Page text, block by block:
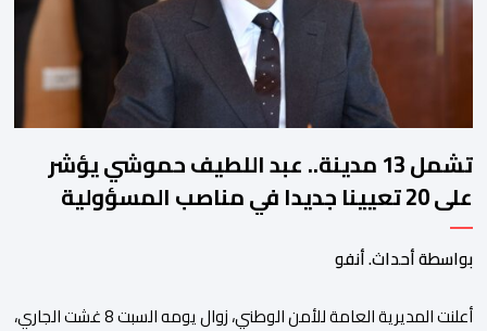
تشمل 13 مدينة.. عبد اللطيف حموشي يؤشر
على 20 تعيينا جديدا في مناصب المسؤولية
بمصالح الأمن الوطني
بواسطة أحداث. أنفو
أعلنت المديرية العامة للأمن الوطني، زوال يومه السبت 8 غشت الجاري،